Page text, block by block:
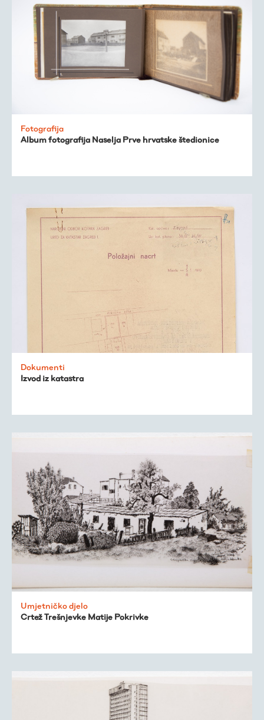
Virtualni fundus
Živa baština
Virtualni program
Trešnjevačka
Publikacije
Fotografija
Album fotografija Naselja Prve hrvatske štedionice
Dokumenti
Izvod iz katastra
Umjetničko djelo
Crtež Trešnjevke Matije Pokrivke